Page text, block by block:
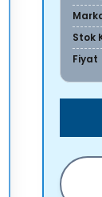
Stok
Fiyat